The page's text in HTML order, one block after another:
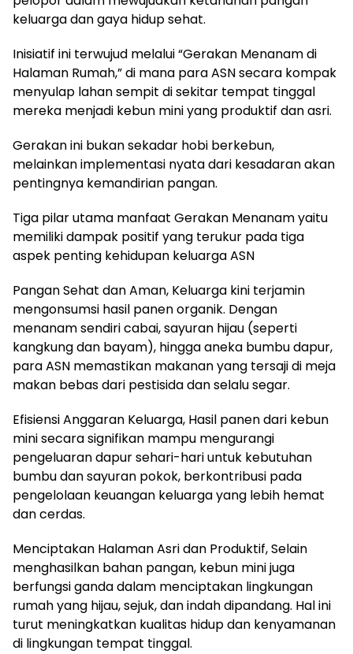
keluarga dan gaya hidup sehat.
Inisiatif ini terwujud melalui “Gerakan Menanam di
Halaman Rumah,” di mana para ASN secara kompak
menyulap lahan sempit di sekitar tempat tinggal
mereka menjadi kebun mini yang produktif dan asri.
Gerakan ini bukan sekadar hobi berkebun,
melainkan implementasi nyata dari kesadaran akan
pentingnya kemandirian pangan.
Tiga pilar utama manfaat Gerakan Menanam yaitu
memiliki dampak positif yang terukur pada tiga
aspek penting kehidupan keluarga ASN
Pangan Sehat dan Aman, Keluarga kini terjamin
mengonsumsi hasil panen organik. Dengan
menanam sendiri cabai, sayuran hijau (seperti
kangkung dan bayam), hingga aneka bumbu dapur,
para ASN memastikan makanan yang tersaji di meja
makan bebas dari pestisida dan selalu segar.
Efisiensi Anggaran Keluarga, Hasil panen dari kebun
mini secara signifikan mampu mengurangi
pengeluaran dapur sehari-hari untuk kebutuhan
bumbu dan sayuran pokok, berkontribusi pada
pengelolaan keuangan keluarga yang lebih hemat
dan cerdas.
Menciptakan Halaman Asri dan Produktif, Selain
menghasilkan bahan pangan, kebun mini juga
berfungsi ganda dalam menciptakan lingkungan
rumah yang hijau, sejuk, dan indah dipandang. Hal ini
turut meningkatkan kualitas hidup dan kenyamanan
di lingkungan tempat tinggal.